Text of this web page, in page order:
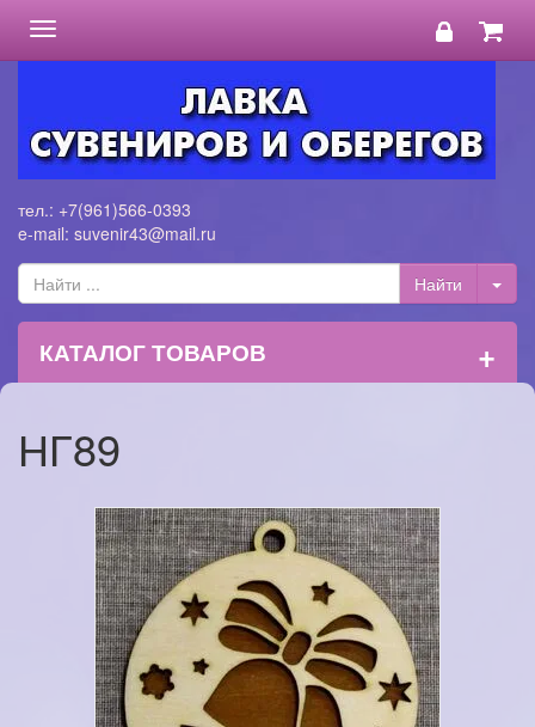
Toggle
navigation
тел.: +7(961)566-0393
e-mail: suvenir43@mail.ru
КАТАЛОГ ТОВАРОВ +
НГ89